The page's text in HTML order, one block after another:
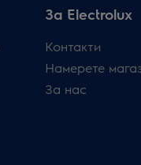
За Electrolux
Контакти
Намерете
За нас